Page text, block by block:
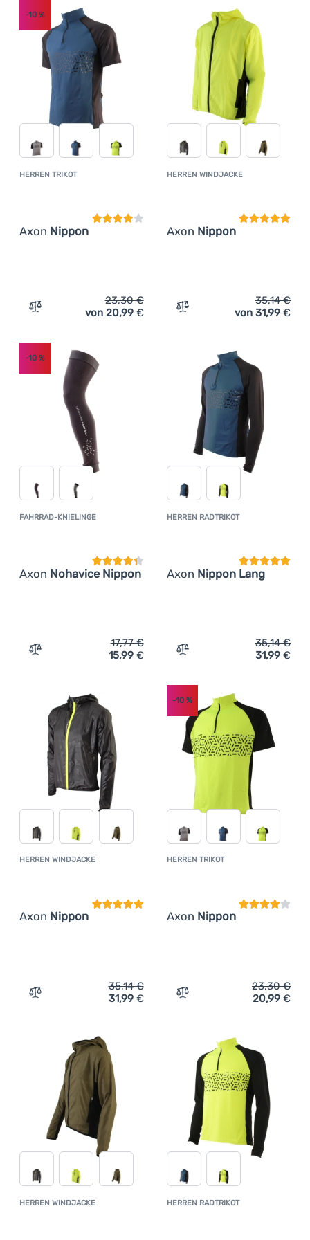
Anmelden /
Registrieren
HERREN TRIKOT
Axon Nippon
Kundenbewertung
-10 %
Zum Vergleich 'Herren Trikot Axon Nippon' hinzufügen
23,30€
von 20,99 €
HERREN WINDJACKE
Axon Nippon
Zum Vergleich 'Herren
35,14€
von 31,99 €
FAHRRAD-KNIELINGE
Axon Nohavice Nippon
Kundenbewertung
-10 %
Zum Vergleich 'Fahrrad-Knielinge Axon Nohavice
17,77€
15,99 €
HERREN RADTRIKOT
Axon Nippon Lang
Zum Vergleich 'Herren
35,14€
31,99 €
HERREN WINDJACKE
Axon Nippon
Kundenbewertung
Zum Vergleich 'Herren Windjacke Axon Nippon'
35,14€
31,99 €
HERREN TRIKOT
Axon Nippon
-10%
Zum Vergleich 'Herren
23,30€
20,99 €
HERREN WINDJACKEKundenbewertungHERREN RADTRIKOT